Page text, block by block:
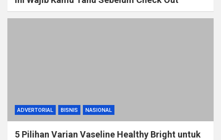
ADVERTORIAL BISNIS NASIONAL
5 Pilihan Varian Vaseline Healthy Bright untuk